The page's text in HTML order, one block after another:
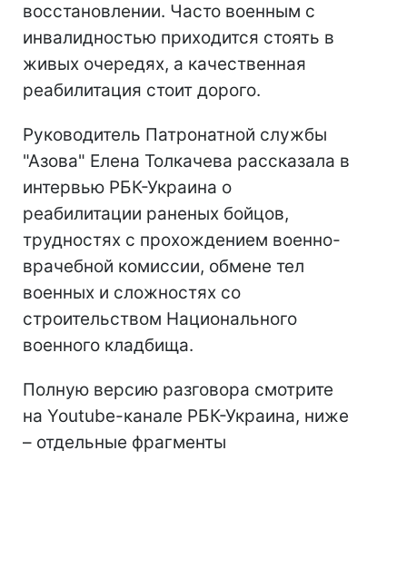
восстановлении. Часто военным с
инвалидностью приходится стоять в
живых очередях, а качественная
реабилитация стоит дорого.
Руководитель Патронатной службы
"Азова" Елена Толкачева рассказала в
интервью РБК-Украина о
реабилитации раненых бойцов,
трудностях с прохождением военно-
врачебной комиссии, обмене тел
военных и сложностях со
строительством Национального
военного кладбища.
Полную версию разговора смотрите
на Youtube-канале РБК-Украина, ниже
– отдельные фрагменты